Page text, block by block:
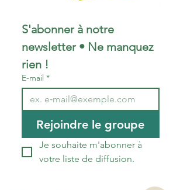
S'abonner à notre
newsletter • Ne manquez
rien !
E-mail *
Rejoindre le groupe
Je souhaite m'abonner à
votre liste de diffusion.